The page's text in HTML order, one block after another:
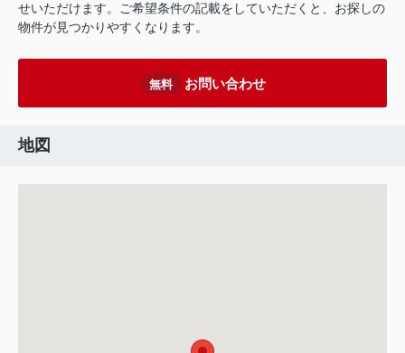
せいただけます。ご希望条件の記載をしていただくと、お探しの
物件が見つかりやすくなります。
無料 お問い合わせ
地図